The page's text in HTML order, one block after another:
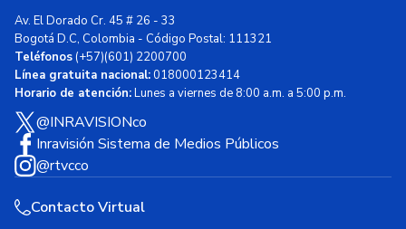
Av. El Dorado Cr. 45 # 26 - 33
Bogotá D.C, Colombia - Código Postal: 111321
Teléfonos(+57)(601) 2200700
Línea gratuita nacional:018000123414
Horario de atención:Lunes a viernes de 8:00 a.m. a 5:00 p.m.
@INRAVISIONco
Inravisión Sistema de Medios Públicos
@rtvcco
Contacto Virtual